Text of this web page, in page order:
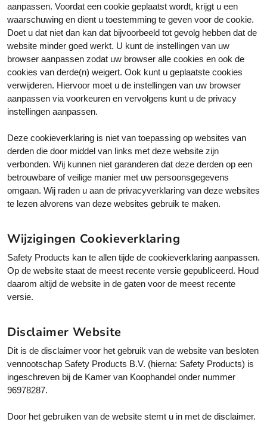
aanpassen. Voordat een cookie geplaatst wordt, krijgt u een
waarschuwing en dient u toestemming te geven voor de cookie.
Doet u dat niet dan kan dat bijvoorbeeld tot gevolg hebben dat de
website minder goed werkt. U kunt de instellingen van uw
browser aanpassen zodat uw browser alle cookies en ook de
cookies van derde(n) weigert. Ook kunt u geplaatste cookies
verwijderen. Hiervoor moet u de instellingen van uw browser
aanpassen via voorkeuren en vervolgens kunt u de privacy
instellingen aanpassen.
Deze cookieverklaring is niet van toepassing op websites van
derden die door middel van links met deze website zijn
verbonden. Wij kunnen niet garanderen dat deze derden op een
betrouwbare of veilige manier met uw persoonsgegevens
omgaan. Wij raden u aan de privacyverklaring van deze websites
te lezen alvorens van deze websites gebruik te maken.
Wijzigingen Cookieverklaring
Safety Products kan te allen tijde de cookieverklaring aanpassen.
Op de website staat de meest recente versie gepubliceerd. Houd
daarom altijd de website in de gaten voor de meest recente
versie.
Disclaimer Website
Dit is de disclaimer voor het gebruik van de website van besloten
vennootschap Safety Products B.V. (hierna: Safety Products) is
ingeschreven bij de Kamer van Koophandel onder nummer
96978287.
Door het gebruiken van de website stemt u in met de disclaimer.